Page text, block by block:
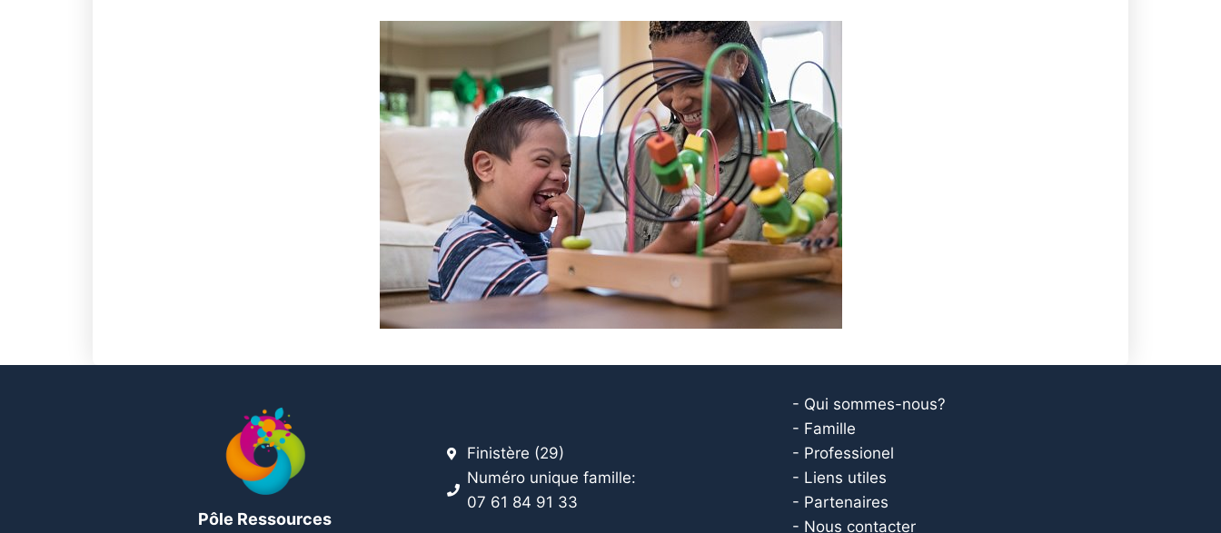
Pôle Ressources
Finistère (29)
Numéro unique famille:
07 61 84 91 33
- Qui sommes-nous?
- Famille
- Professionel
- Liens utiles
- Partenaires
- Nous contacter